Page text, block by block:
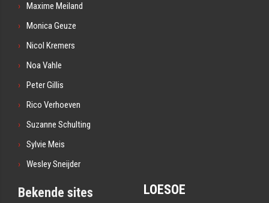
Maxime Meiland
Monica Geuze
Nicol Kremers
Noa Vahle
Peter Gillis
Rico Verhoeven
Suzanne Schulting
Sylvie Meis
Wesley Sneijder
Bekende sites LOESOE